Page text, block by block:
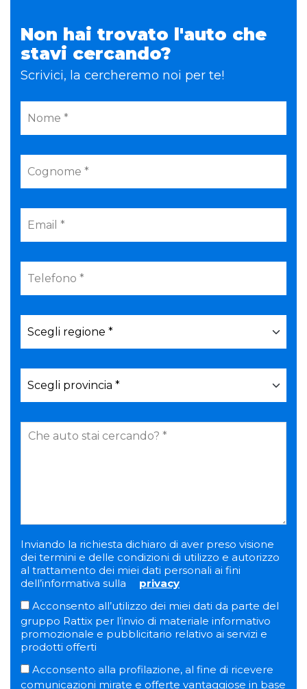
Non hai trovato l'auto che
stavi cercando?
Scrivici, la cercheremo noi per te!
Inviando la richiesta dichiaro di aver preso visione
dei termini e delle condizioni di utilizzo e autorizzo
al trattamento dei miei dati personali ai fini
dell’informativa sulla
privacy
Acconsento all’utilizzo dei miei dati da parte del
gruppo Rattix per l’invio di materiale informativo
promozionale e pubblicitario relativo ai servizi e
prodotti offerti
Acconsento alla profilazione, al fine di ricevere
comunicazioni mirate e offerte vantaggiose in base